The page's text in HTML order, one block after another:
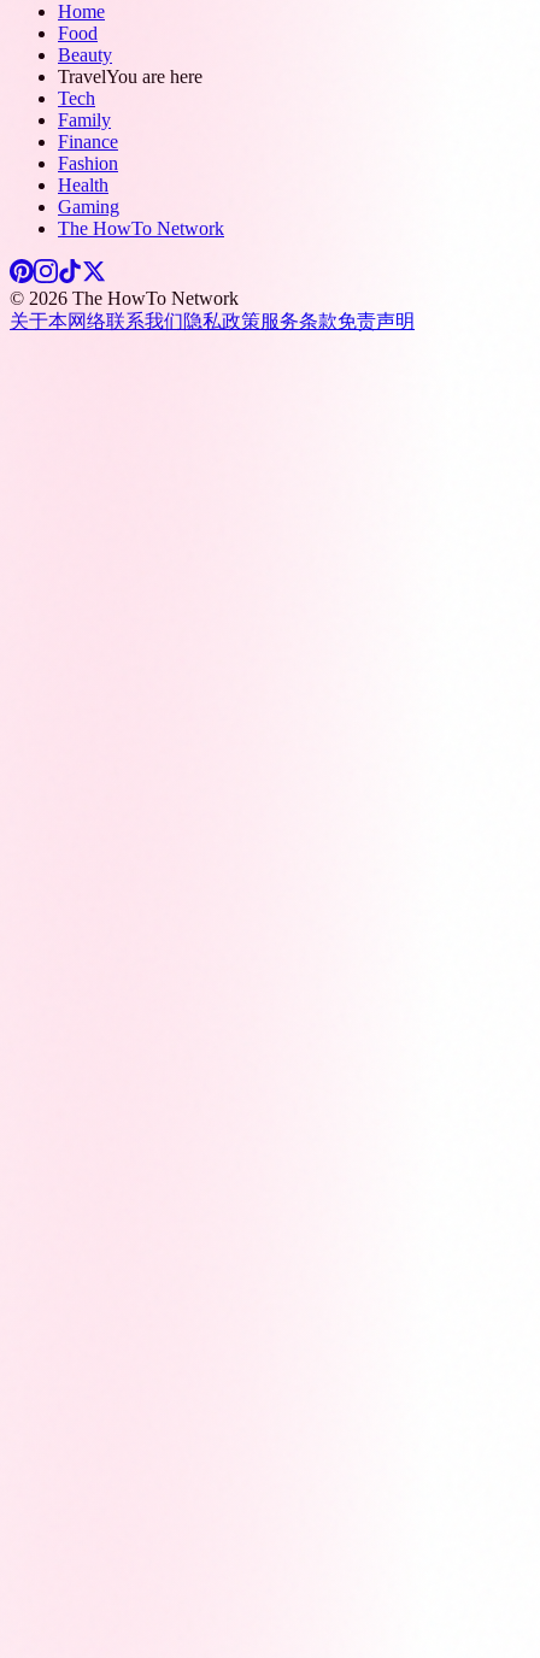
Home
Food
Beauty
TravelYou are here
Tech
Family
Finance
Fashion
Health
Gaming
The HowTo Network
© 2026 The HowTo Network
关于本网络联系我们隐私政策服务条款免责声明